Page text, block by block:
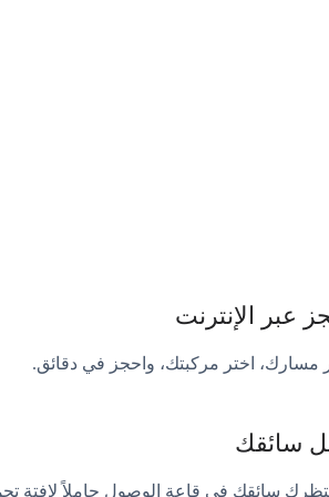
عبر الإنترنت
مسارك، اختر مركبتك، واحجز في دقائق.
سائقك
سائقك في قاعة الوصول حاملاً لافتة